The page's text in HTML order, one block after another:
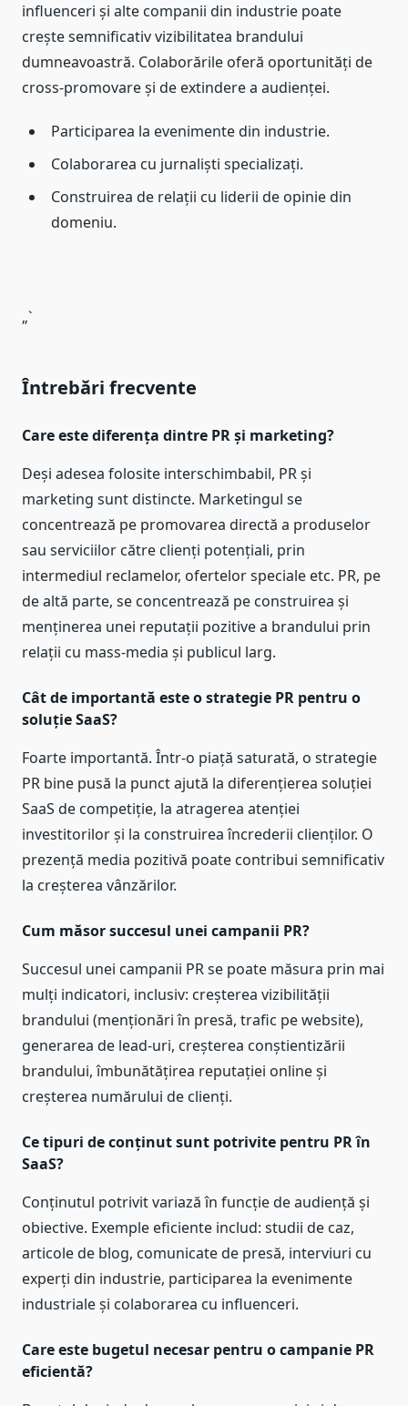
influenceri și alte companii din industrie poate
crește semnificativ vizibilitatea brandului
dumneavoastră. Colaborările oferă oportunități de
cross-promovare și de extindere a audienței.
Participarea la evenimente din industrie.
Colaborarea cu jurnaliști specializați.
Construirea de relații cu liderii de opinie din
domeniu.
„`
Întrebări frecvente
Care este diferența dintre PR și marketing?
Deși adesea folosite interschimbabil, PR și
marketing sunt distincte. Marketingul se
concentrează pe promovarea directă a produselor
sau serviciilor către clienți potențiali, prin
intermediul reclamelor, ofertelor speciale etc. PR, pe
de altă parte, se concentrează pe construirea și
menținerea unei reputații pozitive a brandului prin
relații cu mass-media și publicul larg.
Cât de importantă este o strategie PR pentru o
soluție SaaS?
Foarte importantă. Într-o piață saturată, o strategie
PR bine pusă la punct ajută la diferențierea soluției
SaaS de competiție, la atragerea atenției
investitorilor și la construirea încrederii clienților. O
prezență media pozitivă poate contribui semnificativ
la creșterea vânzărilor.
Cum măsor succesul unei campanii PR?
Succesul unei campanii PR se poate măsura prin mai
mulți indicatori, inclusiv: creșterea vizibilității
brandului (menționări în presă, trafic pe website),
generarea de lead-uri, creșterea conștientizării
brandului, îmbunătățirea reputației online și
creșterea numărului de clienți.
Ce tipuri de conținut sunt potrivite pentru PR în
SaaS?
Conținutul potrivit variază în funcție de audiență și
obiective. Exemple eficiente includ: studii de caz,
articole de blog, comunicate de presă, interviuri cu
experți din industrie, participarea la evenimente
industriale și colaborarea cu influenceri.
Care este bugetul necesar pentru o campanie PR
eficientă?